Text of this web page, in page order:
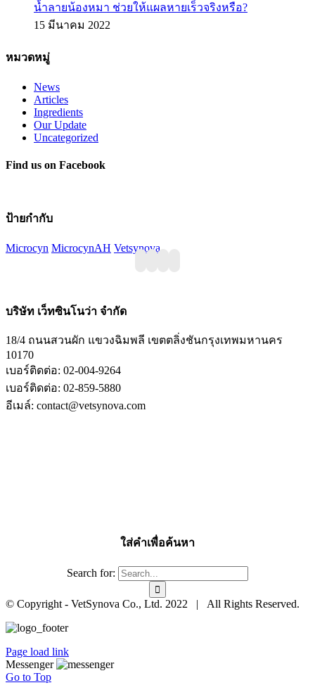
น้ำลายน้องหมา ช่วยให้แผลหายเร็วจริงหรือ?
15 มีนาคม 2022
หมวดหมู่
News
Articles
Ingredients
Our Update
Uncategorized
Find us on Facebook
ป้ายกำกับ
Microcyn MicrocynAH Vetsynova
บริษัท เว็ทซินโนว่า จำกัด
18/4 ถนนสวนผัก แขวงฉิมพลี เขตตลิ่งชันกรุงเทพมหานคร
10170
เบอร์ติดต่อ: 02-004-9264
เบอร์ติดต่อ: 02-859-5880
อีเมล์: contact@vetsynova.com
ใส่คำเพื่อค้นหา
Search for:
© Copyright - VetSynova Co., Ltd. 2022 | All Rights Reserved.
Page load link
Messenger
Go to Top